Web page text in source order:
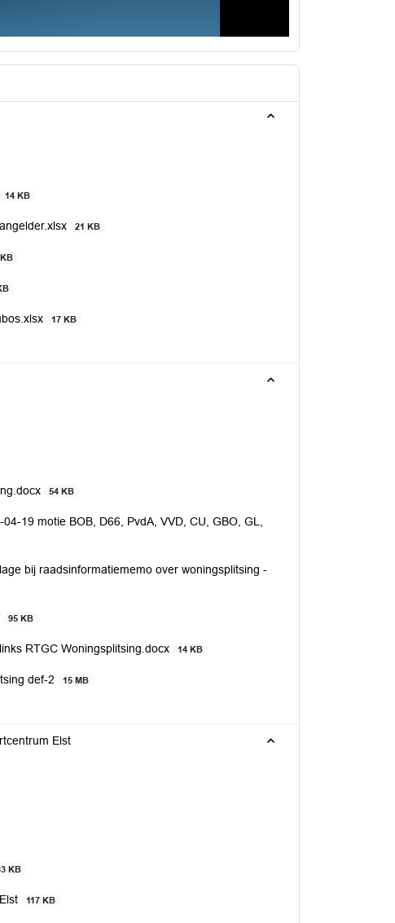
14 KB
21 KB
17 KB
54 KB
19 motie BOB, D66, PvdA, VVD, CU, GBO, GL,
bij raadsinformatiememo over woningsplitsing -
95 KB
RTGC Woningsplitsing.docx 14 KB
def-2 15 MB
Sportcentrum Elst
KB
117 KB